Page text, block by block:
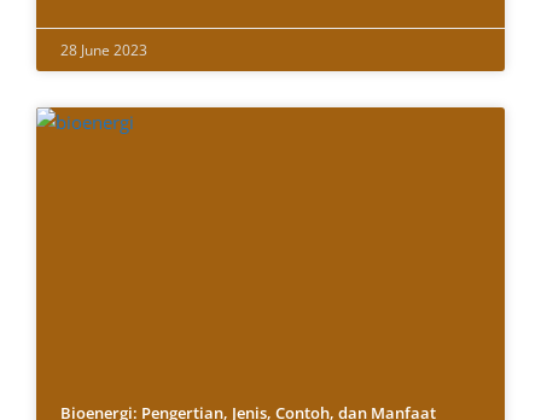
28 June 2023
Bioenergi: Pengertian, Jenis, Contoh, dan Manfaat